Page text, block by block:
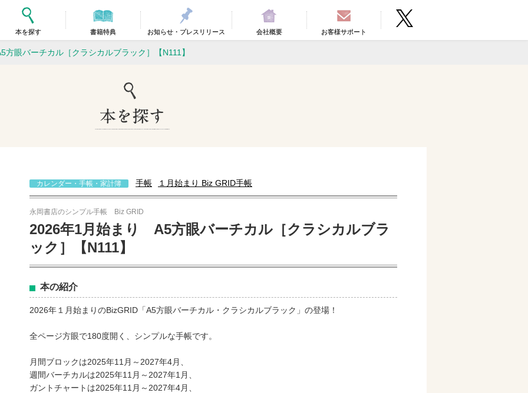
本を探す 書籍特典 お知らせ・プレスリリース 会社概要 お客様サポート
眼バーチカル［クラシカルブラック］【N111】
カレンダー・手帳・家計簿 手帳 １月始まり Biz GRID手帳
永岡書店のシンプル手帳 Biz GRID
2026年1月始まり A5方眼バーチカル［クラシカルブラ
ック］【N111】
本の紹介
2026年１月始まりのBizGRID「A5方眼バーチカル・クラシカルブラック」の登場！
全ページ方眼で180度開く、シンプルな手帳です。
月間ブロックは2025年11月～2027年4月、
週間バーチカルは2025年11月～2027年1月、
ガントチャートは2025年11月～2027年4月、